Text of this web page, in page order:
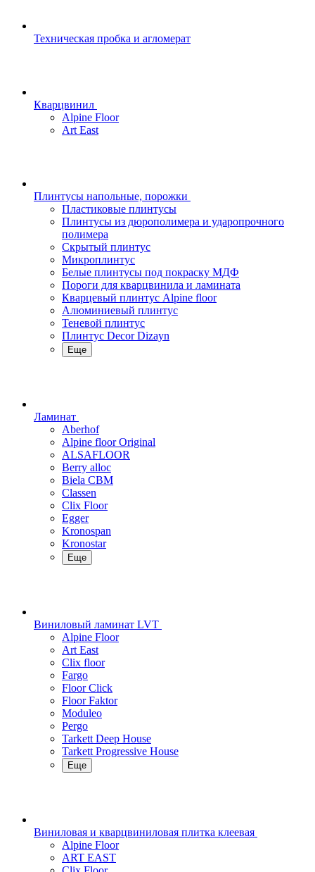
Техническая пробка и агломерат
Кварцвинил
Alpine Floor
Art East
Плинтусы напольные, порожки
Пластиковые плинтусы
Плинтусы из дюрополимера и ударопрочного
полимера
Скрытый плинтус
Микроплинтус
Белые плинтусы под покраску МДФ
Пороги для кварцвинила и ламината
Кварцевый плинтус Alpine floor
Алюминиевый плинтус
Теневой плинтус
Плинтус Decor Dizayn
Еще
Ламинат
Aberhof
Alpine floor Original
ALSAFLOOR
Berry alloc
Biela CBM
Classen
Clix Floor
Egger
Kronospan
Kronostar
Еще
Виниловый ламинат LVT
Alpine Floor
Art East
Clix floor
Fargo
Floor Click
Floor Faktor
Moduleo
Pergo
Tarkett Deep House
Tarkett Progressive House
Еще
Виниловая и кварцвиниловая плитка клеевая
Alpine Floor
ART EAST